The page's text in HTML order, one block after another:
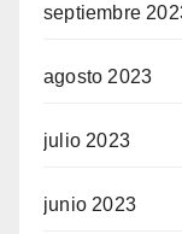
septiembre
agosto 2023
julio 2023
junio 2023